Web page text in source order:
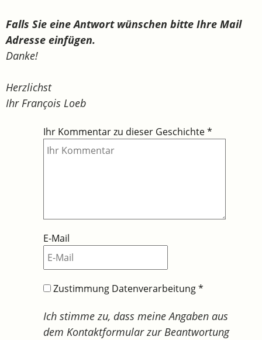
Falls Sie eine Antwort wünschen bitte Ihre Mail
Adresse einfügen.
Danke!
Herzlichst
Ihr François Loeb
Ihr Kommentar zu dieser Geschichte*
E-Mail
Zustimmung Datenverarbeitung*
Ich stimme zu, dass meine Angaben aus
dem Kontaktformular zur Beantwortung